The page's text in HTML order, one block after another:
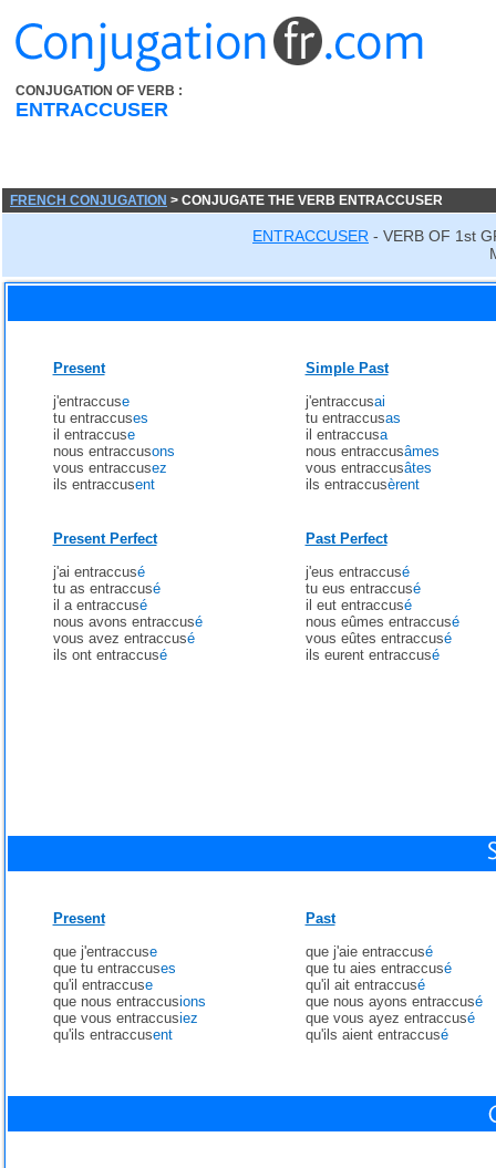
CONJUGATION OF VERB :
ENTRACCUSER
FRENCH CONJUGATION > CONJUGATE THE VERB ENTRACCUSER
ENTRACCUSER - VERB OF 1st
Present
j'entraccuse
tu entraccuses
il entraccuse
nous entraccusons
vous entraccusez
ils entraccusent
Simple Past
j'entraccusai
tu entraccusas
il entraccusa
nous entraccusâmes
vous entraccusâtes
ils entraccusèrent
Present Perfect
j'ai entraccusé
tu as entraccusé
il a entraccusé
nous avons entraccusé
vous avez entraccusé
ils ont entraccusé
Past Perfect
j'eus entraccusé
tu eus entraccusé
il eut entraccusé
nous eûmes entraccusé
vous eûtes entraccusé
ils eurent entraccusé
Present
que j'entraccuse
que tu entraccuses
qu'il entraccuse
que nous entraccusions
que vous entraccusiez
qu'ils entraccusent
Past
que j'aie entraccusé
que tu aies entraccusé
qu'il ait entraccusé
que nous ayons entraccusé
que vous ayez entraccusé
qu'ils aient entraccusé